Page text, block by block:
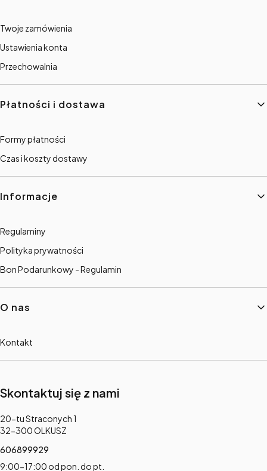
Twoje zamówienia
Ustawienia konta
Przechowalnia
Płatności i dostawa
Formy płatności
Czas i koszty dostawy
Informacje
Regulaminy
Polityka prywatności
Bon Podarunkowy - Regulamin
O nas
Kontakt
Skontaktuj się z nami
Adres:
20-tu Straconych 1
32-300 OLKUSZ
606899929
9:00-17:00 od pon. do pt.